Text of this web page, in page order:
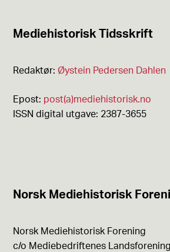
Mediehistorisk Tidsskrift
Redaktør: Øystein Pedersen Dahlen
Epost: post(a)mediehistorisk.no
ISSN digital utgave: 2387-3655
Norsk Mediehistorisk
Norsk Mediehistorisk Forening
c/o Mediebedriftenes Landsforening